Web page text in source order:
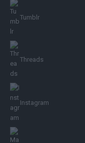
Tumblr
Threads
Instagram